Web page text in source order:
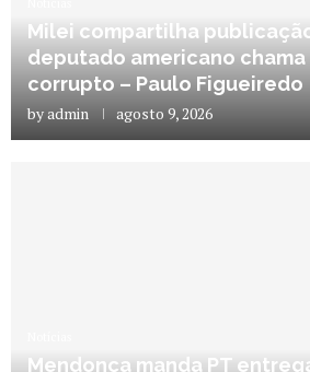
Milei compartilha
deputado americano chama
corrupto – Paulo Figueiredo
byadmin agosto 9, 2026
Mendonça manda PT